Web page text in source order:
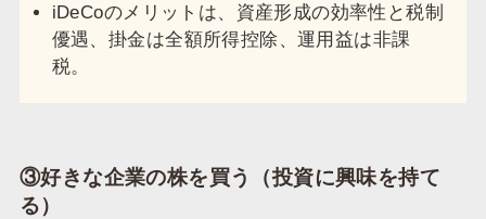
iDeCoのメリットは、資産形成の効率性と税制
優遇、掛金は全額所得控除、運用益は非課
税。
③好きな企業の株を買う（投資に興味を持て
る）